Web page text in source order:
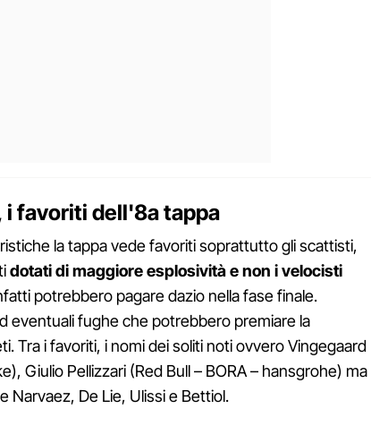
i favoriti dell'8a tappa
la tappa vede favoriti soprattutto gli scattisti,
dotati di maggiore esplosività e non i velocisti
potrebbero pagare dazio nella fase finale.
eventuali fughe che potrebbero premiare la
Tra i favoriti, i nomi dei soliti noti ovvero Vingegaard
Giulio Pellizzari (Red Bull – BORA – hansgrohe) ma
Narvaez, De Lie, Ulissi e Bettiol.